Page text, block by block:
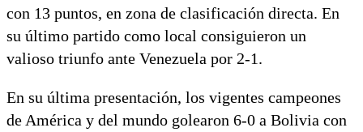
con 13 puntos, en zona de clasificación directa. En
su último partido como local consiguieron un
valioso triunfo ante Venezuela por 2-1.
En su última presentación, los vigentes campeones
de América y del mundo golearon 6-0 a Bolivia con